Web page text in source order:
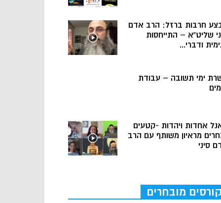
חרבות ברזל: הרב אדם
שליט”א – התייחסות
ודברי...
ימי תשובה – עבודת
אחדות ויהדות -קטעים
מראיון משותף עם הרב
סיני
קורסים מובחרים